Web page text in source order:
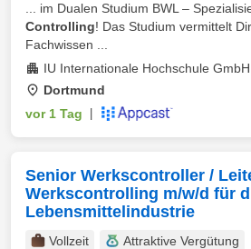
... im Dualen Studium BWL –
Controlling! Das Studium vermittelt
Fachwissen ...
IU Internationale Hochschule GmbH
Dortmund
vor 1 Tag
Senior Werkscontroller /
Werkscontrolling m/w/d für
Lebensmittelindustrie
Vollzeit
Attraktive Vergütung